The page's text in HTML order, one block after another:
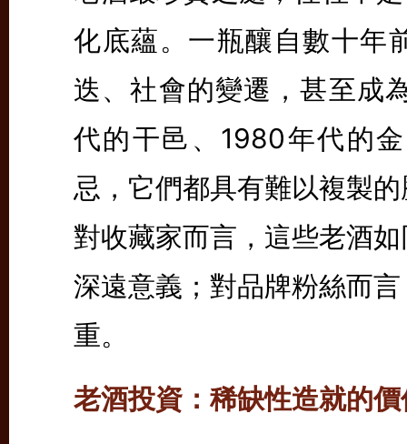
化底蘊。一瓶釀自數十年
迭、社會的變遷，甚至成
代的干邑、1980年代的
忌，它們都具有難以複製
對收藏家而言，這些老酒
深遠意義；對品牌粉絲而
重。
老酒投資：稀缺性造就的價